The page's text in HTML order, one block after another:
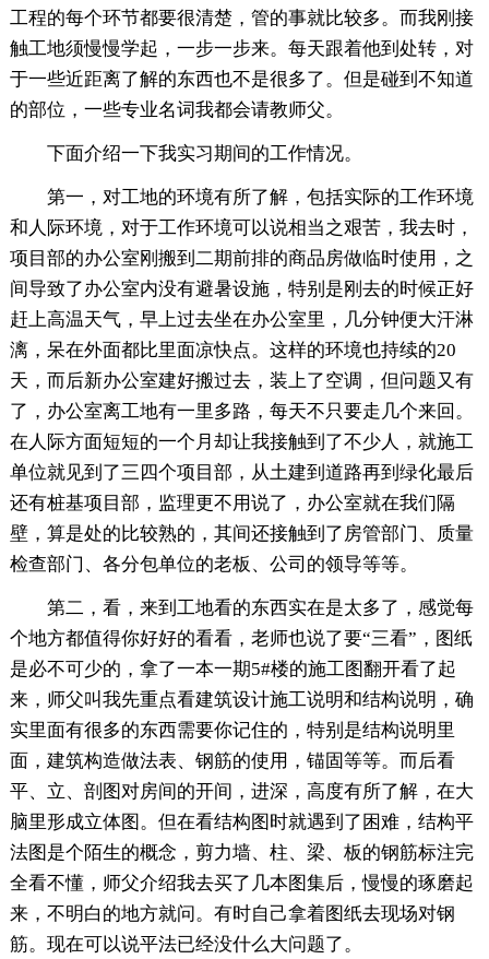
工程的每个环节都要很清楚，管的事就比较多。而我刚接
触工地须慢慢学起，一步一步来。每天跟着他到处转，对
于一些近距离了解的东西也不是很多了。但是碰到不知道
的部位，一些专业名词我都会请教师父。
下面介绍一下我实习期间的工作情况。
第一，对工地的环境有所了解，包括实际的工作环境
和人际环境，对于工作环境可以说相当之艰苦，我去时，
项目部的办公室刚搬到二期前排的商品房做临时使用，之
间导致了办公室内没有避暑设施，特别是刚去的时候正好
赶上高温天气，早上过去坐在办公室里，几分钟便大汗淋
漓，呆在外面都比里面凉快点。这样的环境也持续的20
天，而后新办公室建好搬过去，装上了空调，但问题又有
了，办公室离工地有一里多路，每天不只要走几个来回。
在人际方面短短的一个月却让我接触到了不少人，就施工
单位就见到了三四个项目部，从土建到道路再到绿化最后
还有桩基项目部，监理更不用说了，办公室就在我们隔
壁，算是处的比较熟的，其间还接触到了房管部门、质量
检查部门、各分包单位的老板、公司的领导等等。
第二，看，来到工地看的东西实在是太多了，感觉每
个地方都值得你好好的看看，老师也说了要“三看”，图纸
是必不可少的，拿了一本一期5#楼的施工图翻开看了起
来，师父叫我先重点看建筑设计施工说明和结构说明，确
实里面有很多的东西需要你记住的，特别是结构说明里
面，建筑构造做法表、钢筋的使用，锚固等等。而后看
平、立、剖图对房间的开间，进深，高度有所了解，在大
脑里形成立体图。但在看结构图时就遇到了困难，结构平
法图是个陌生的概念，剪力墙、柱、梁、板的钢筋标注完
全看不懂，师父介绍我去买了几本图集后，慢慢的琢磨起
来，不明白的地方就问。有时自己拿着图纸去现场对钢
筋。现在可以说平法已经没什么大问题了。